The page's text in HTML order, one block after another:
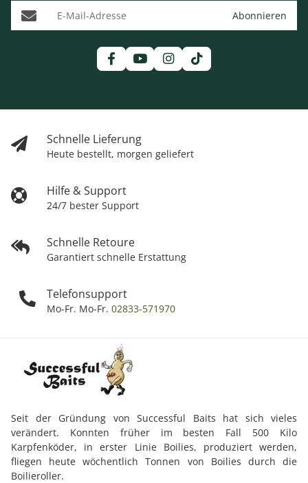
Schnelle Lieferung
Heute bestellt, morgen geliefert
Hilfe & Support
24/7 bester Support
Schnelle Retoure
Garantiert schnelle Erstattung
Telefonsupport
Mo-Fr. Mo-Fr. 02833-571970
E-Mail-Adresse Abonnieren
Seit der Gründung von Successful Baits hat sich vieles
verändert. Konnten früher im besten Fall 500 Kilo
Karpfenköder, in erster Linie Boilies, produziert werden,
fliegen heute wöchentlich Tonnen von Boilies durch die
Boilieroller.